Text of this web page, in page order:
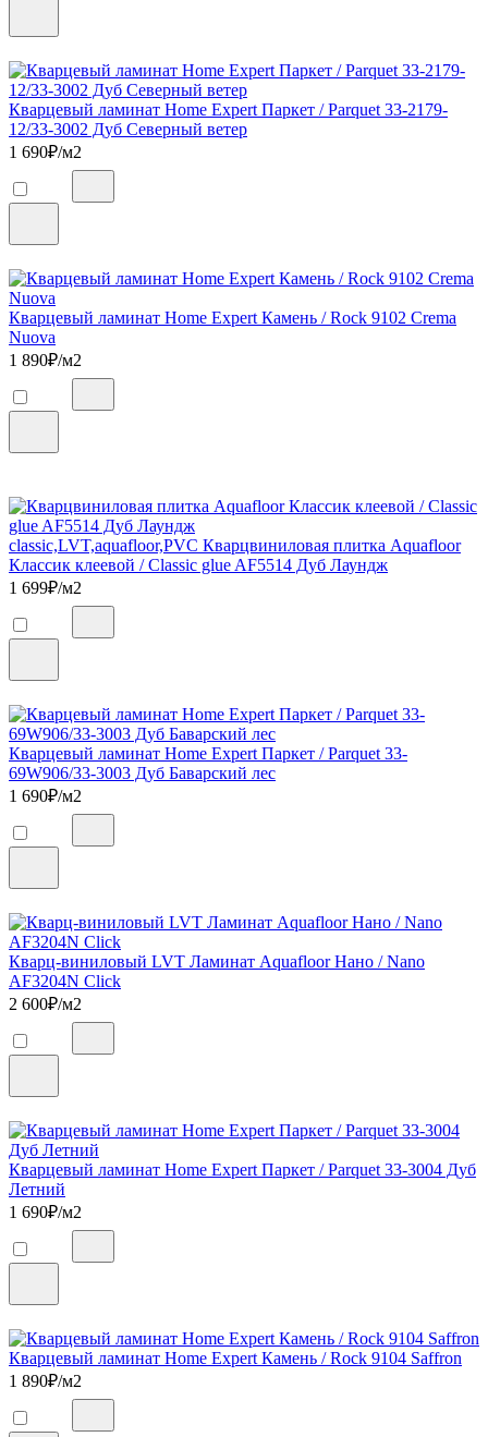
Кварцевый ламинат Home Expert Паркет / Parquet 33-2179-
12/33-3002 Дуб Северный ветер
1 690₽/м2
Кварцевый ламинат Home Expert Камень / Rock 9102 Crema
Nuova
1 890₽/м2
classic,LVT,aquafloor,PVC Кварцвиниловая плитка Aquafloor
Классик клеевой / Classic glue AF5514 Дуб Лаундж
1 699₽/м2
Кварцевый ламинат Home Expert Паркет / Parquet 33-
69W906/33-3003 Дуб Баварский лес
1 690₽/м2
Кварц-виниловый LVT Ламинат Aquafloor Нано / Nano
AF3204N Click
2 600₽/м2
Кварцевый ламинат Home Expert Паркет / Parquet 33-3004 Дуб
Летний
1 690₽/м2
Кварцевый ламинат Home Expert Камень / Rock 9104 Saffron
1 890₽/м2